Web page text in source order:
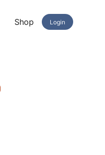
Shop Login